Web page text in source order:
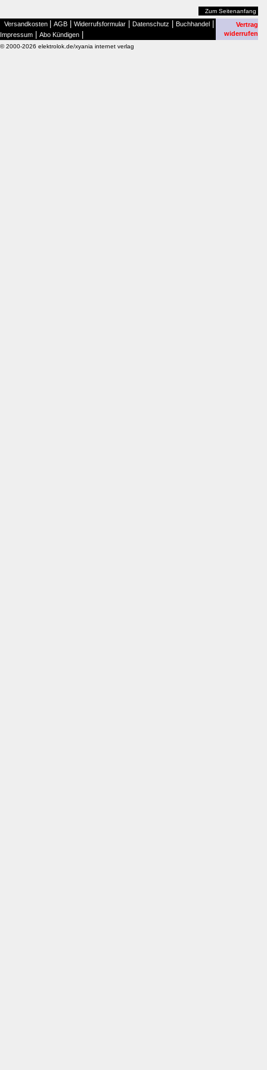
Zum Seitenanfang
Versandkosten AGB Widerrufsformular Datenschutz Buchhandel
Impressum Abo Kündigen
Vertrag
widerrufen
© 2000-2026 elektrolok.de/xyania internet verlag